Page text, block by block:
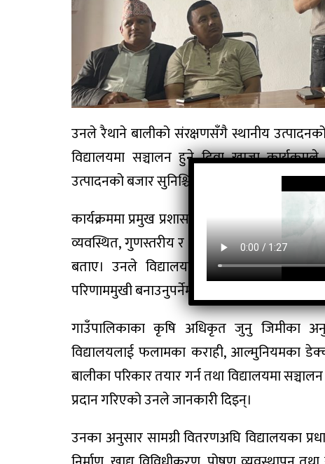
उनले रैथाने बालीको संरक्षणसँगै स्थानीय
विद्यालयमा सञ्चालन हुने दिवा खाजा
उत्पादनको बजार सुनिश्चित गर्न पनि टेवा पुग्ने धारणा
कार्यक्रममा प्रमुख प्रशासकीय अधिकृत चिरञ्जीवी
व्यवस्थित, गुणस्तरीय र प्रभावकारी बनाउन
बताए। उनले विद्यालयहरूले उपलब्ध गराइएका
परिणाममुखी बनाउनुपर्नेमा जोड दिए।
गाउँपालिकाका कृषि अधिकृत जुनु जिमीका
विद्यालयलाई फलामका कराही, आल्मुनियमका
बालीका परिकार तयार गर्न तथा विद्यालयमा
प्रदान गरिएको उनले जानकारी दिइन्।
उनका अनुसार सामग्री वितरणअघि विद्यालयका